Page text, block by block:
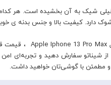
شیک به آن بخشیده است. هر
دارد. کیفیت بالا و جنس بدنه ی
سفارش دهید و تجربه‌ای امن و
مطمئن با گوشی‌تان خواهید داشت.